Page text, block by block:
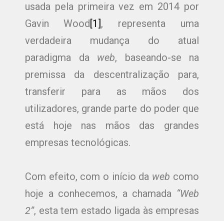
usada pela primeira vez em 2014 por
Gavin Wood[1], representa uma
verdadeira mudança do atual
paradigma da web, baseando-se na
premissa da descentralização para,
transferir para as mãos dos
utilizadores, grande parte do poder que
está hoje nas mãos das grandes
empresas tecnológicas.
Com efeito, com o início da web como
hoje a conhecemos, a chamada “Web
2”, esta tem estado ligada às empresas